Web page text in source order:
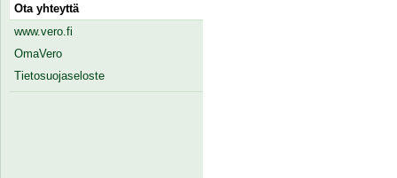
Ota yhteyttä
www.vero.fi
OmaVero
Tietosuojaseloste